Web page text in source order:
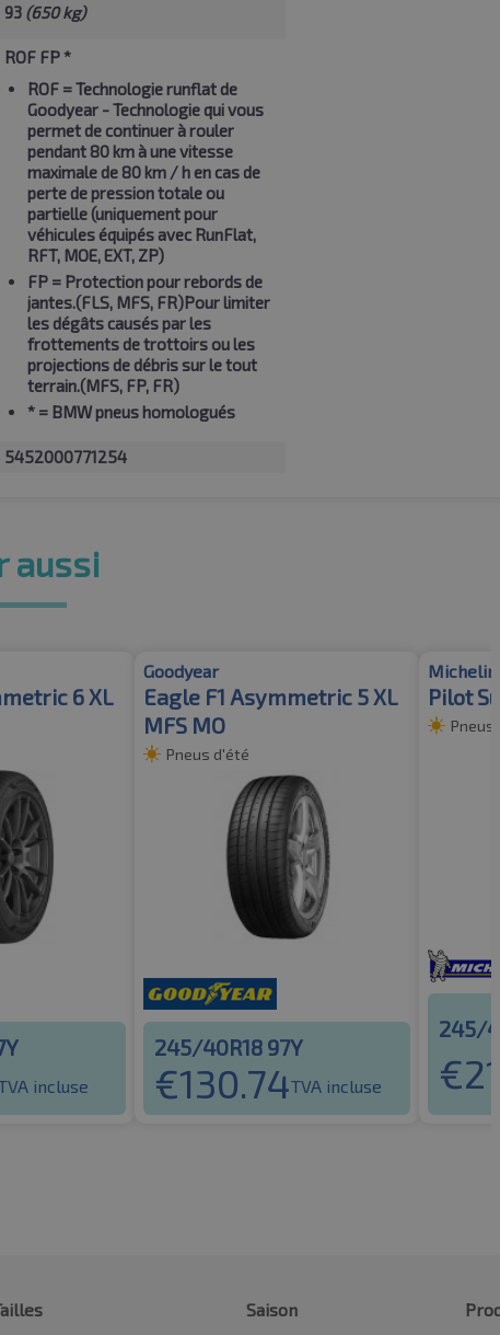
93 (650 kg)
ROF FP *
ROF= Technologie runflat de
Goodyear - Technologie qui vous
permet de continuer à rouler
pendant 80 km à une vitesse
maximale de 80 km / h en cas de
perte de pression totale ou
partielle (uniquement pour
véhicules équipés avec RunFlat,
RFT, MOE, EXT, ZP)
FP= Protection pour rebords de
jantes.(FLS, MFS, FR)Pour limiter
les dégâts causés par les
frottements de trottoirs ou les
projections de débris sur le tout
terrain.(MFS, FP, FR)
*= BMW pneus homologués
5452000771254
aussi
6 XL
incluse
Goodyear
Eagle F1 Asymmetric 5 XL
MFS MO
Pneus d'été
245/40R18 97Y
€130.74TVA incluse
Michelin
Pilot
Pneus
245/
€
Saison